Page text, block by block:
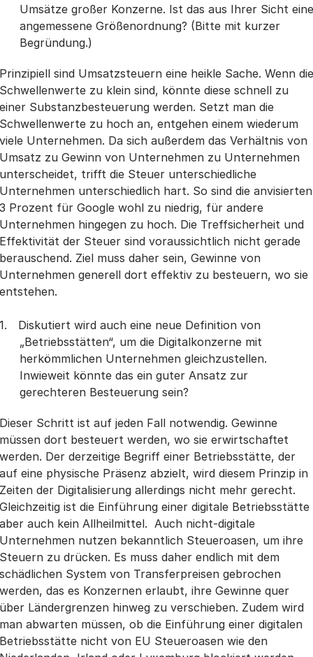
Umsätze großer Konzerne. Ist das aus Ihrer Sicht eine
angemessene Größenordnung? (Bitte mit kurzer
Begründung.)
Prinzipiell sind Umsatzsteuern eine heikle Sache. Wenn die
Schwellenwerte zu klein sind, könnte diese schnell zu
einer Substanzbesteuerung werden. Setzt man die
Schwellenwerte zu hoch an, entgehen einem wiederum
viele Unternehmen. Da sich außerdem das Verhältnis von
Umsatz zu Gewinn von Unternehmen zu Unternehmen
unterscheidet, trifft die Steuer unterschiedliche
Unternehmen unterschiedlich hart. So sind die anvisierten
3 Prozent für Google wohl zu niedrig, für andere
Unternehmen hingegen zu hoch. Die Treffsicherheit und
Effektivität der Steuer sind voraussichtlich nicht gerade
berauschend. Ziel muss daher sein, Gewinne von
Unternehmen generell dort effektiv zu besteuern, wo sie
entstehen.
Diskutiert wird auch eine neue Definition von
„Betriebsstätten“, um die Digitalkonzerne mit
herkömmlichen Unternehmen gleichzustellen.
Inwieweit könnte das ein guter Ansatz zur
gerechteren Besteuerung sein?
Dieser Schritt ist auf jeden Fall notwendig. Gewinne
müssen dort besteuert werden, wo sie erwirtschaftet
werden. Der derzeitige Begriff einer Betriebsstätte, der
auf eine physische Präsenz abzielt, wird diesem Prinzip in
Zeiten der Digitalisierung allerdings nicht mehr gerecht.
Gleichzeitig ist die Einführung einer digitale Betriebsstätte
aber auch kein Allheilmittel. Auch nicht-digitale
Unternehmen nutzen bekanntlich Steueroasen, um ihre
Steuern zu drücken. Es muss daher endlich mit dem
schädlichen System von Transferpreisen gebrochen
werden, das es Konzernen erlaubt, ihre Gewinne quer
über Ländergrenzen hinweg zu verschieben. Zudem wird
man abwarten müssen, ob die Einführung einer digitalen
Betriebsstätte nicht von EU Steueroasen wie den